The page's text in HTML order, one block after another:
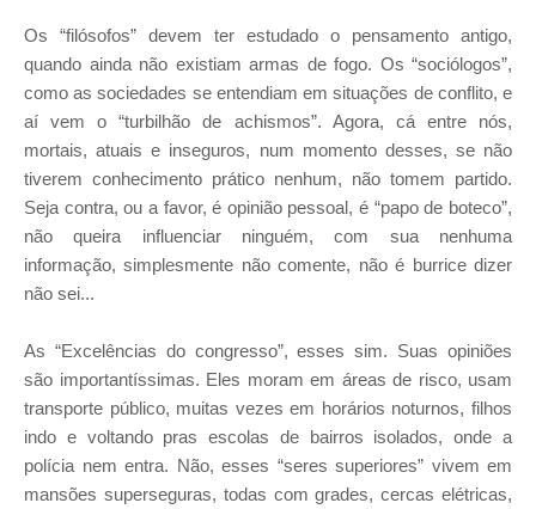
Os “filósofos” devem ter estudado o pensamento antigo,
quando ainda não existiam armas de fogo. Os “sociólogos”,
como as sociedades se entendiam em situações de conflito, e
aí vem o “turbilhão de achismos”. Agora, cá entre nós,
mortais, atuais e inseguros, num momento desses, se não
tiverem conhecimento prático nenhum, não tomem partido.
Seja contra, ou a favor, é opinião pessoal, é “papo de boteco”,
não queira influenciar ninguém, com sua nenhuma
informação, simplesmente não comente, não é burrice dizer
não sei...
As “Excelências do congresso”, esses sim. Suas opiniões
são importantíssimas. Eles moram em áreas de risco, usam
transporte público, muitas vezes em horários noturnos, filhos
indo e voltando pras escolas de bairros isolados, onde a
polícia nem entra. Não, esses “seres superiores” vivem em
mansões superseguras, todas com grades, cercas elétricas,